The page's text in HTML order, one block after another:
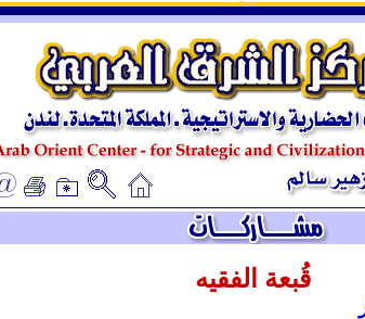
ـ
ـ
قُبعة الفقيه